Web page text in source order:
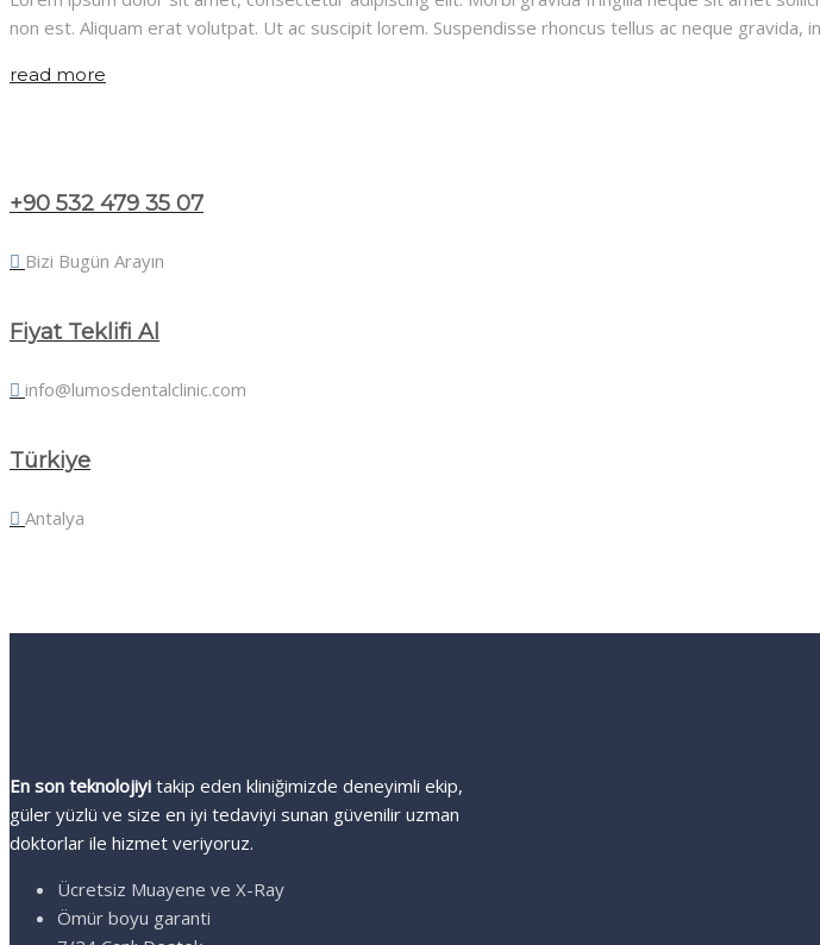
non est. Aliquam erat volutpat. Ut ac suscipit lorem. Suspendisse rhoncus tellus ac neque
read more
+90 532 479 35 07
Bizi Bugün Arayın
Fiyat Teklifi Al
info@lumosdentalclinic.com
Türkiye
Antalya
En son teknolojiyi takip eden kliniğimizde deneyimli ekip,
güler yüzlü ve size en iyi tedaviyi sunan güvenilir uzman
doktorlar ile hizmet veriyoruz.
Ücretsiz Muayene ve X-Ray
Ömür boyu garanti